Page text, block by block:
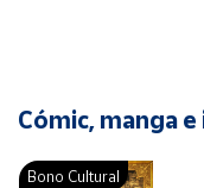
Cómic, manga
Bono Cultural